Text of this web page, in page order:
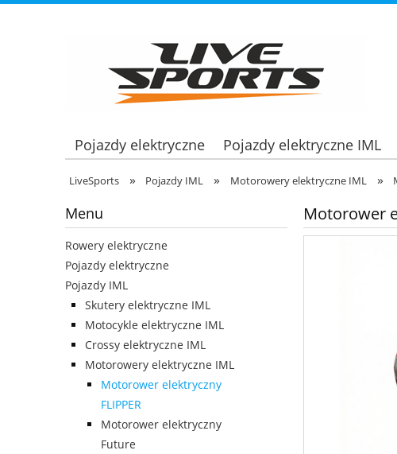
Pojazdy elektryczne Pojazdy elektryczne IML
LiveSports » Pojazdy IML » Motorowery elektryczne IML »
Menu
Rowery elektryczne
Pojazdy elektryczne
Pojazdy IML
Skutery elektryczne IML
Motocykle elektryczne IML
Crossy elektryczne IML
Motorowery elektryczne IML
Motorower elektryczny
FLIPPER
Motorower elektryczny
Future
Motorower